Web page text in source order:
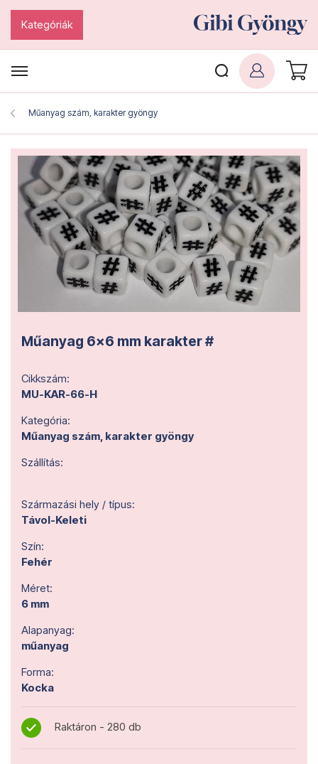
Kategóriák
Műanyag szám, karakter gyöngy
Műanyag 6x6 mm karakter #
Cikkszám:
MU-KAR-66-H
Kategória:
Műanyag szám, karakter gyöngy
Szállítás:
Származási hely / típus:
Távol-Keleti
Szín:
Fehér
Méret:
6 mm
Alapanyag:
műanyag
Forma:
Kocka
Raktáron - 280 db